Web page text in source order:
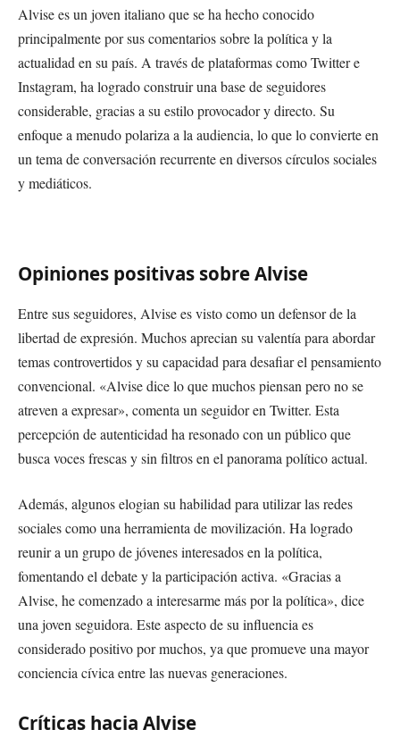
Alvise es un joven italiano que se ha hecho conocido
principalmente por sus comentarios sobre la política y la
actualidad en su país. A través de plataformas como Twitter e
Instagram, ha logrado construir una base de seguidores
considerable, gracias a su estilo provocador y directo. Su
enfoque a menudo polariza a la audiencia, lo que lo convierte en
un tema de conversación recurrente en diversos círculos sociales
y mediáticos.
Opiniones positivas sobre Alvise
Entre sus seguidores, Alvise es visto como un defensor de la
libertad de expresión. Muchos aprecian su valentía para abordar
temas controvertidos y su capacidad para desafiar el pensamiento
convencional. «Alvise dice lo que muchos piensan pero no se
atreven a expresar», comenta un seguidor en Twitter. Esta
percepción de autenticidad ha resonado con un público que
busca voces frescas y sin filtros en el panorama político actual.
Además, algunos elogian su habilidad para utilizar las redes
sociales como una herramienta de movilización. Ha logrado
reunir a un grupo de jóvenes interesados en la política,
fomentando el debate y la participación activa. «Gracias a
Alvise, he comenzado a interesarme más por la política», dice
una joven seguidora. Este aspecto de su influencia es
considerado positivo por muchos, ya que promueve una mayor
conciencia cívica entre las nuevas generaciones.
Críticas hacia Alvise